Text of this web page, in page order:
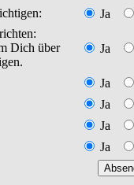
Ja
Dich über
Ja
Ja
Ja
Ja
Ja